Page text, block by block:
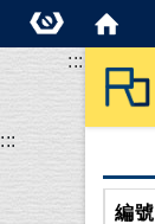
:::
:::
編號